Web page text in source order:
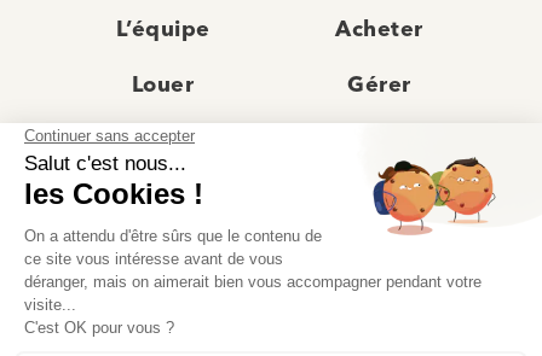
L’équipe Acheter
Louer Gérer
Actualités
Recrutement Avis clients
Prestige